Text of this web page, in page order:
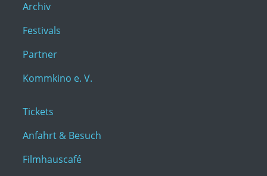
Archiv
Festivals
Partner
Kommkino e. V.
Tickets
Anfahrt & Besuch
Filmhauscafé